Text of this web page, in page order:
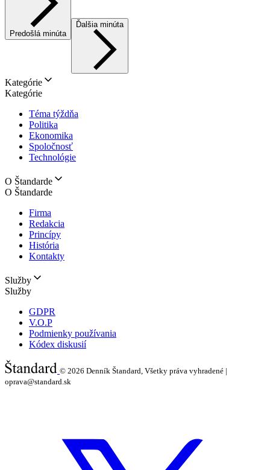
Predošlá minúta
Ďalšia minúta
Kategórie
Kategórie
Téma týždňa
Politika
Ekonomika
Spoločnosť
Technológie
O Štandarde
O Štandarde
Firma
Redakcia
Princípy
História
Kontakty
Služby
Služby
GDPR
V.O.P
Podmienky používania
Kódex diskusií
© 2026 Denník Štandard, Všetky práva vyhradené |
oprava@standard.sk